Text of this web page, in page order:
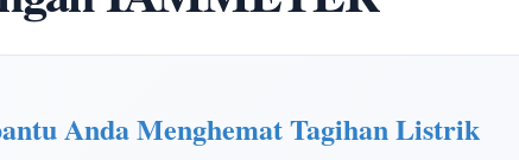
Anda Menghemat Tagihan Listrik